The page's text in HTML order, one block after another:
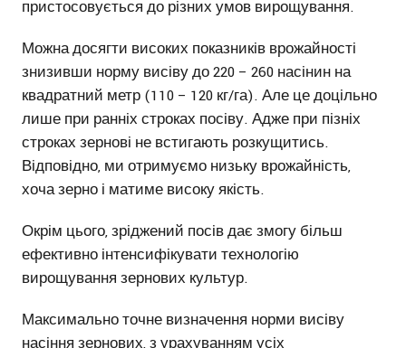
пристосовується до різних умов вирощування.
Можна досягти високих показників врожайності
знизивши норму висіву до 220 – 260 насінин на
квадратний метр (110 – 120 кг/га). Але це доцільно
лише при ранніх строках посіву. Адже при пізніх
строках зернові не встигають розкущитись.
Відповідно, ми отримуємо низьку врожайність,
хоча зерно і матиме високу якість.
Окрім цього, зріджений посів дає змогу більш
ефективно інтенсифікувати технологію
вирощування зернових культур.
Максимально точне визначення норми висіву
насіння зернових, з урахуванням усіх